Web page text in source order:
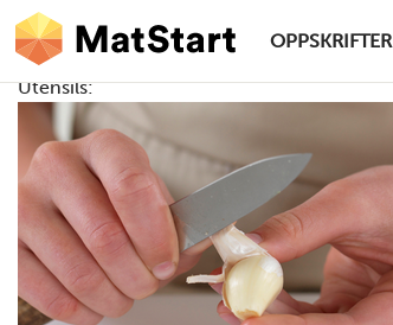
Hopp til hovedinnhold
hovednavigasjonsskrivebordsversjon
MatStart
OPPSKRIFTER
Utensils: